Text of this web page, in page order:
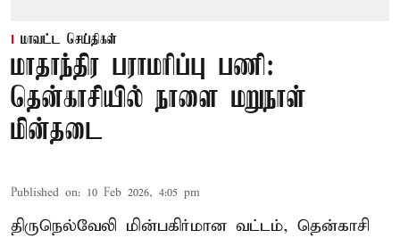
மாவட்ட செய்திகள்
மாதாந்திர பராமரிப்பு பணி:
தென்காசியில் நாளை மறுநாள்
மின்தடை
Published on: 10 Feb 2026, 4:05 pm
திருநெல்வேலி மின்பகிர்மான வட்டம், தென்காசி